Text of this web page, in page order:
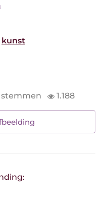
kunst
stemmen 1.188